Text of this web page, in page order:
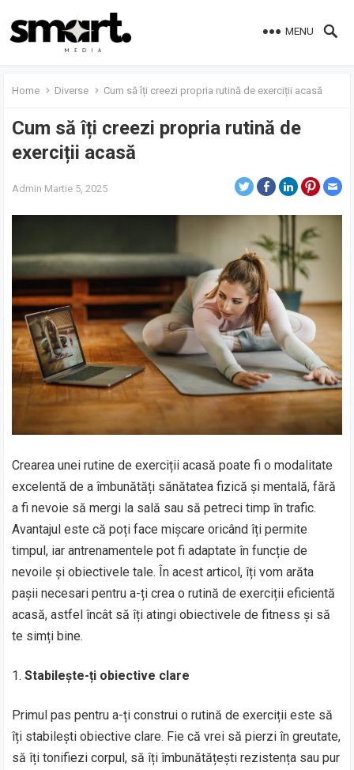
MENU
Home Diverse Cum să îți creezi propria rutină de exerciții acasă
Cum să îți creezi propria rutină de
exerciții acasă
Admin Martie 5, 2025
Crearea unei rutine de exerciții acasă poate fi o modalitate
excelentă de a îmbunătăți sănătatea fizică și mentală, fără
a fi nevoie să mergi la sală sau să petreci timp în trafic.
Avantajul este că poți face mișcare oricând îți permite
timpul, iar antrenamentele pot fi adaptate în funcție de
nevoile și obiectivele tale. În acest articol, îți vom arăta
pașii necesari pentru a-ți crea o rutină de exerciții eficientă
acasă, astfel încât să îți atingi obiectivele de fitness și să
te simți bine.
Stabilește-ți obiective clare
Primul pas pentru a-ți construi o rutină de exerciții este să
îți stabilești obiective clare. Fie că vrei să pierzi în greutate,
să îți tonifiezi corpul, să îți îmbunătățești rezistența sau pur